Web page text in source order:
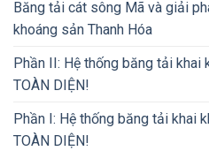
Băng tải cát sông Mã và giải
khoáng sản Thanh Hóa
Phần II: Hệ thống băng tải khai
TOÀN DIỆN!
Phần I: Hệ thống băng tải khai
TOÀN DIỆN!